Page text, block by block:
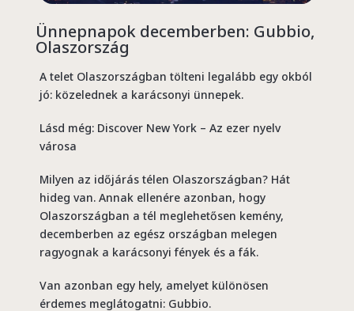
Ünnepnapok decemberben: Gubbio,
Olaszország
A telet Olaszországban tölteni legalább egy okból
jó: közelednek a karácsonyi ünnepek.
Lásd még: Discover New York – Az ezer nyelv
városa
Milyen az időjárás télen Olaszországban? Hát
hideg van. Annak ellenére azonban, hogy
Olaszországban a tél meglehetősen kemény,
decemberben az egész országban melegen
ragyognak a karácsonyi fények és a fák.
Van azonban egy hely, amelyet különösen
érdemes meglátogatni: Gubbio.